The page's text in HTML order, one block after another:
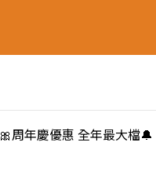
🎀周年慶優惠 全年最大檔🔔